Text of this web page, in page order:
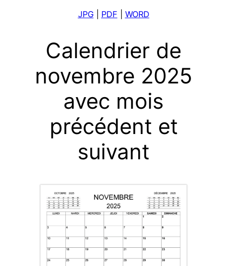
JPG PDF WORD
Calendrier de
novembre 2025
avec mois
précédent et
suivant